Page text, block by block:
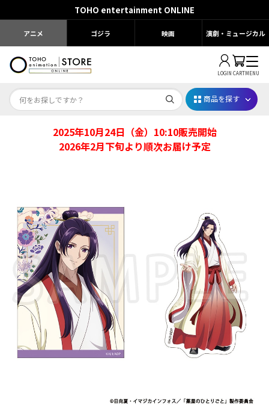
TOHO entertainment ONLINE
アニメ ゴジラ 映画 演劇・ミュージカル
LOGIN CARTMENU
Dr.STONE STONE FES.2026
薬屋のひとりごと 夏の園遊会2026
名探偵コナン
アニメ『僕のヒーローアカデミア』10周年
ハイキュー!!ジャージ＆ユニフォーム
『無職転生Ⅲ ～異世界行ったら本気だす～』
商品を探す
2025年10月24日（金）10:10販売開始
2026年2月下旬より順次お届け予定